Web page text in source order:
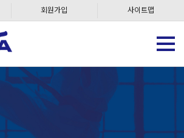
회원가입 사이트맵